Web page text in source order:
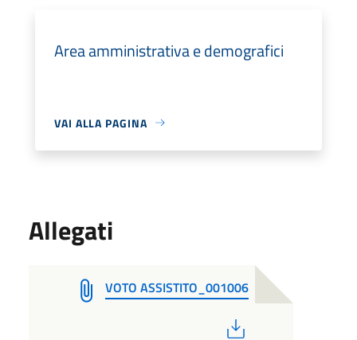
Area amministrativa e demografici
VAI ALLA PAGINA
Allegati
VOTO ASSISTITO_001006